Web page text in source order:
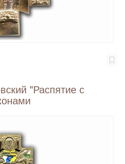
"Распятие с